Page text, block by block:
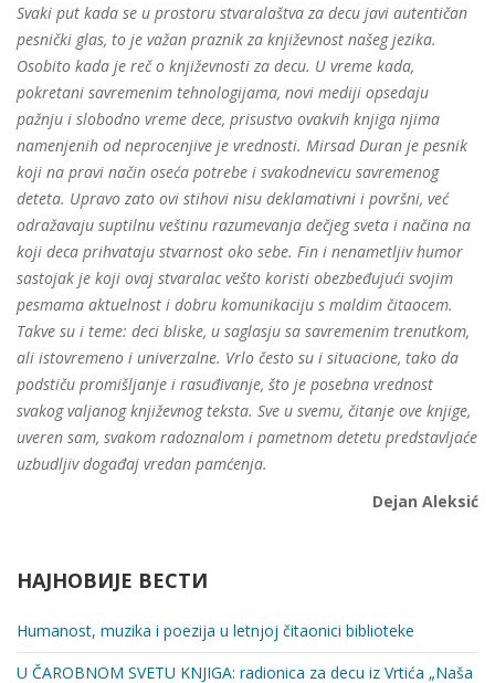
Svaki put kada se u prostoru stvaralaštva za decu javi autentičan
pesnički glas, to je važan praznik za književnost našeg jezika.
Osobito kada je reč o književnosti za decu. U vreme kada,
pokretani savremenim tehnologijama, novi mediji opsedaju
pažnju i slobodno vreme dece, prisustvo ovakvih knjiga njima
namenjenih od neprocenjive je vrednosti. Mirsad Duran je pesnik
koji na pravi način oseća potrebe i svakodnevicu savremenog
deteta. Upravo zato ovi stihovi nisu deklamativni i površni, već
odražavaju suptilnu veštinu razumevanja dečjeg sveta i načina na
koji deca prihvataju stvarnost oko sebe. Fin i nenametlјiv humor
sastojak je koji ovaj stvaralac vešto koristi obezbeđujući svojim
pesmama aktuelnost i dobru komunikaciju s maldim čitaocem.
Takve su i teme: deci bliske, u saglasju sa savremenim trenutkom,
ali istovremeno i univerzalne. Vrlo često su i situacione, tako da
podstiču promišlјanje i rasuđivanje, što je posebna vrednost
svakog valјanog književnog teksta. Sve u svemu, čitanje ove knjige,
uveren sam, svakom radoznalom i pametnom detetu predstavlјaće
uzbudlјiv događaj vredan pamćenja.
Dejan Aleksić
НАЈНОВИЈЕ ВЕСТИ
Humanost, muzika i poezija u letnjoj čitaonici biblioteke
U ČAROBNOM SVETU KNЈIGA: radionica za decu iz Vrtića „Naša